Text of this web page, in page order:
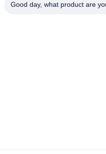
Good day, what product are